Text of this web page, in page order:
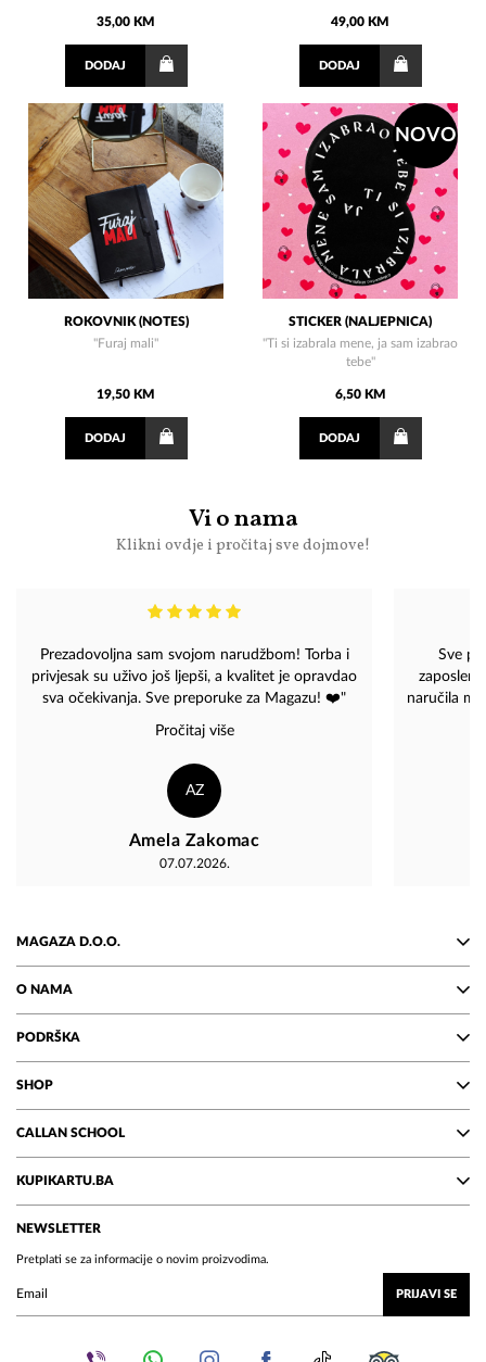
35,00 KM
DODAJ
49,00 KM
DODAJ
ROKOVNIK (NOTES)
"Furaj mali"
19,50 KM
DODAJ
NOVO
STICKER (NALJEPNICA)
"Ti si izabrala mene, ja sam izabrao
tebe"
6,50 KM
DODAJ
Vi o nama
Klikni ovdje i pročitaj sve dojmove!
Prezadovoljna sam svojom narudžbom! Torba i
privjesak su uživo još ljepši, a kvalitet je opravdao
sva očekivanja. Sve preporuke za Magazu! ❤️"
Pročitaj više
AZ
Amela Zakomac
07.07.2026.
Sve
naručila
divnoj
MAGAZA D.O.O.
O NAMA
PODRŠKA
SHOP
CALLAN SCHOOL
KUPIKARTU.BA
NEWSLETTER
Pretplati se za informacije o novim proizvodima.
PRIJAVI SE